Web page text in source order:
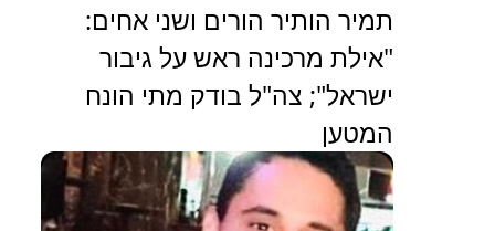
תמיר הותיר הורים ושני אחים:
"אילת מרכינה ראש על גיבור
ישראל"; צה"ל בודק מתי הונח
המטען